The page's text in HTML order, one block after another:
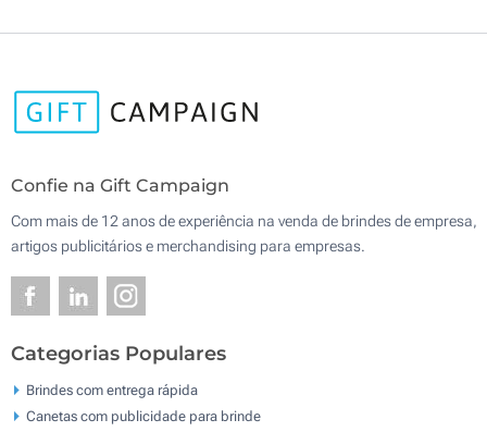
Confie na Gift Campaign
Com mais de 12 anos de experiência na venda de brindes de empresa,
artigos publicitários e merchandising para empresas.
Categorias Populares
Brindes com entrega rápida
Canetas com publicidade para brinde